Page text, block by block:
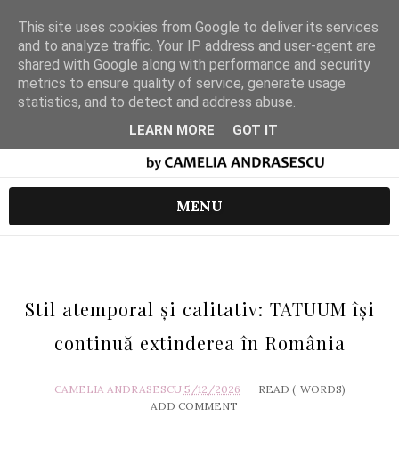
MENU
Stil atemporal și calitativ: TATUUM își
continuă extinderea în România
CAMELIA ANDRASESCU 5/12/2026 READ ( WORDS)
ADD COMMENT
This site uses cookies from Google to deliver its services
and to analyze traffic. Your IP address and user-agent are
shared with Google along with performance and security
metrics to ensure quality of service, generate usage
statistics, and to detect and address abuse.
LEARN MORE GOT IT